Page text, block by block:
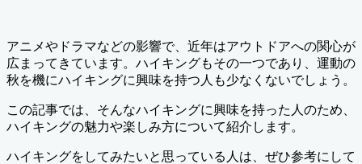
リ
ー
アニメやドラマなどの影響で、近年はアウトドアへの関心が
広まってきています。ハイキングもその一つであり、運動の
秋を機にハイキングに興味を持つ人も少なくないでしょう。
この記事では、そんなハイキングに興味を持った人のため、
ハイキングの魅力や楽しみ方について紹介します。
ハイキングをしてみたいと思っている人は、ぜひ参考にして